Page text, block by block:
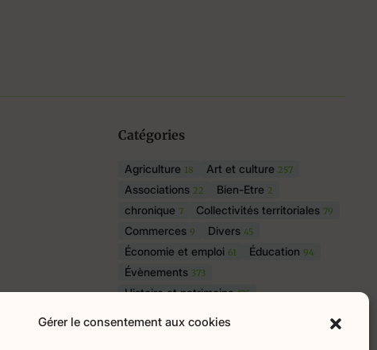
Gérer le consentement aux cookies
Catégories
Agriculture 18 Art et culture 257
Associations 22 Bien-Etre 2
chronique 7 Collectivités territoriales 79
Commerces 9 Divers 45
Économie et emploi 61 Éducation 94
Évènements 373
Histoire et patrimoine175